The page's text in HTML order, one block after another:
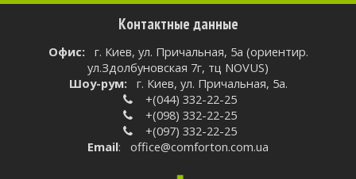
Контактные данные
Oфис:
г. Киев, ул. Причальная, 5а (ориентир.
ул.Здолбуновская 7г, тц NOVUS)
Шоу-рум:
г. Киев, ул. Причальная, 5а.
+(044) 332-22-25
+(098) 332-22-25
+(097) 332-22-25
Email: office@comforton.com.ua